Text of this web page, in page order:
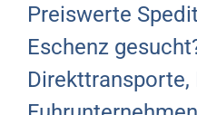
Preiswerte
Eschenz